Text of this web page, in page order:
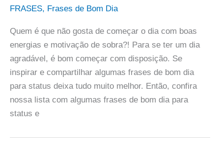
FRASES, Frases de Bom Dia
Quem é que não gosta de começar o dia com boas
energias e motivação de sobra?! Para se ter um dia
agradável, é bom começar com disposição. Se
inspirar e compartilhar algumas frases de bom dia
para status deixa tudo muito melhor. Então, confira
nossa lista com algumas frases de bom dia para
status e